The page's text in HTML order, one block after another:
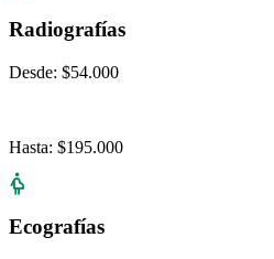
Radiografías
Desde: $54.000
Hasta: $195.000
Ecografías